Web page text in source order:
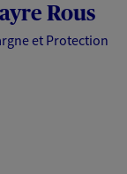
Rous
et Protection